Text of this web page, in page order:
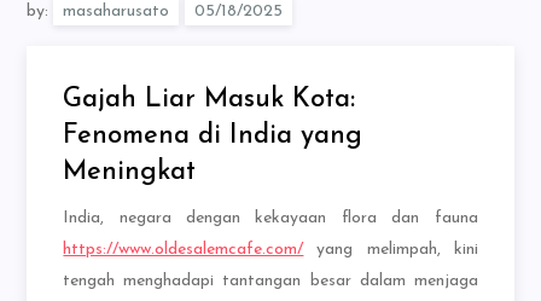
by: masaharusato
Gajah Liar Masuk Kota:
Fenomena di India yang
Meningkat
India, negara dengan kekayaan flora dan fauna
https://www.oldesalemcafe.com/ yang melimpah, kini
tengah menghadapi tantangan besar dalam menjaga